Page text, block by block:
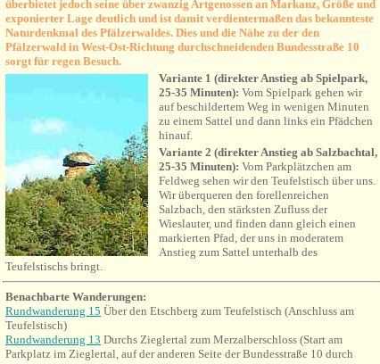
überbietet jedoch seine über zwanzig Artgenossen an Markanz, Größe und
exponierter Lage deutlich und ist damit verdientermaßen das bekannteste
Naturdenkmal des Pfälzerwaldes. Dies und die Nähe zu der den
Pfälzerwald in West-Ost-Richtung durchschneidenden Bundesstraße 10
sorgt für regen Besuch.
Variante 1 (direkter Anstieg ab Spielpark,
25-35 Minuten): Vom Spielpark gehen wir
auf beschildertem Weg in wenigen Minuten
zu einem Sattel und dann links ein Pfädchen
hinauf.
Variante 2 (direkter Anstieg ab Salzbachtal,
25-35 Minuten): Vom Parkplätzchen am
Feldweg sehen wir den Teufelstisch über uns.
Wir überqueren den forellenreichen
Salzbach, den stärksten Zufluss der
Wieslauter, und finden dann gleich einen
markierten Pfad, der uns in moderatem
Anstieg zum Sattel unterhalb des
Teufelstischs bringt.
Benachbarte Wanderungen:
Rundwanderung 15 Über den Etschberg zum Teufelstisch (Anschluss am
Teufelstisch)
Rundwanderung 13 Durchs Zieglertal zum Merzalberschloss (Start am
Parkplatz im Zieglertal, auf der anderen Seite der Bundesstraße 10 durch